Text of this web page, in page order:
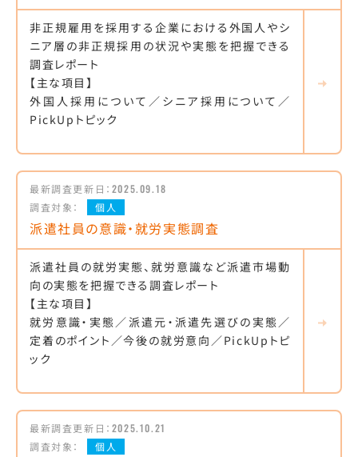
非正規雇用を採用する企業における外国人やシ
ニア層の非正規採用の状況や実態を把握できる
調査レポート
【主な項目】
外国人採用について／シニア採用について／
PickUpトピック
最新調査更新日： 2025.09.18
調査対象：
個人
派遣社員の意識・就労実態調査
派遣社員の就労実態、就労意識など派遣市場動
向の実態を把握できる調査レポート
【主な項目】
就労意識・実態／派遣元・派遣先選びの実態／
定着のポイント／今後の就労意向／PickUpトピ
ック
最新調査更新日： 2025.10.21
調査対象：
個人